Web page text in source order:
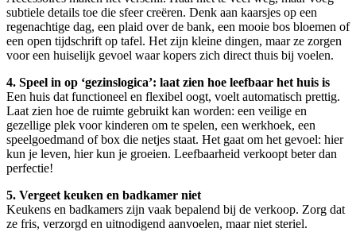
subtiele details toe die sfeer creëren. Denk aan kaarsjes op een
regenachtige dag, een plaid over de bank, een mooie bos bloemen of
een open tijdschrift op tafel. Het zijn kleine dingen, maar ze zorgen
voor een huiselijk gevoel waar kopers zich direct thuis bij voelen.
4. Speel in op ‘gezinslogica’: laat zien hoe leefbaar het huis is
Een huis dat functioneel en flexibel oogt, voelt automatisch prettig.
Laat zien hoe de ruimte gebruikt kan worden: een veilige en
gezellige plek voor kinderen om te spelen, een werkhoek, een
speelgoedmand of box die netjes staat. Het gaat om het gevoel: hier
kun je leven, hier kun je groeien. Leefbaarheid verkoopt beter dan
perfectie!
5. Vergeet keuken en badkamer niet
Keukens en badkamers zijn vaak bepalend bij de verkoop. Zorg dat
ze fris, verzorgd en uitnodigend aanvoelen, maar niet steriel.